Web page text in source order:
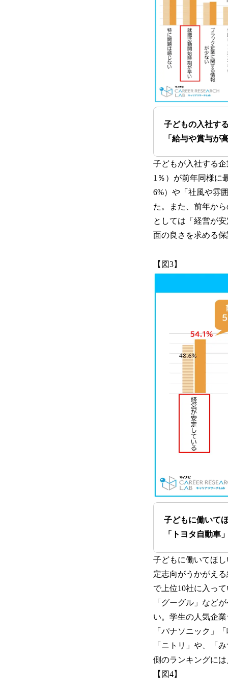
子どもの入社す
「給与や賞与が
子どもが入社する
1％）が前年同様に
6%）や「社風や雰
た。また、前年か
としては「経営が
面の良さを求める
【図3】
子どもに働いて
「トヨタ自動車
子どもに働いてほ
定志向がうかがえ
で上位10社に入っ
「グーグル」など
い。学生の人気企
「パナソニック」
「ニトリ」や、「
側のランキングに
【図4】